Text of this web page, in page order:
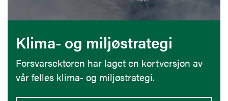
Klima- og miljøstrategi
Forsvarsektoren har laget en kortversjon av
vår felles klima- og miljøstrategi.